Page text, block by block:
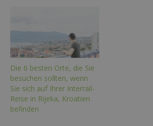
Die 6 besten Orte, die Sie
besuchen sollten, wenn
Sie sich auf Ihrer Interrail-
Reise in Rijeka, Kroatien
befinden